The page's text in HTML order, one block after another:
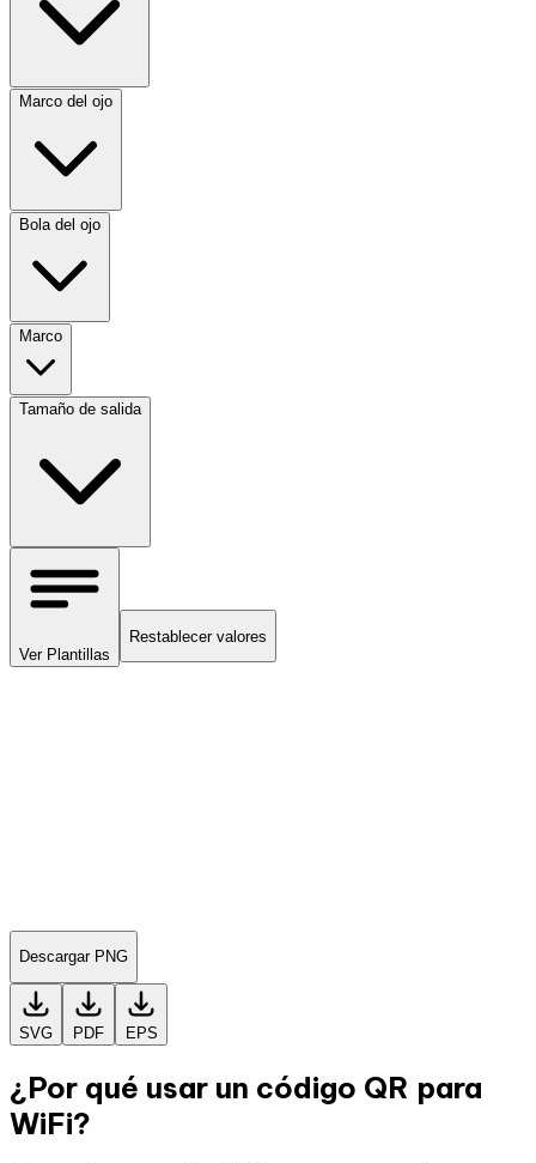
Marco del ojo
Bola del ojo
Marco
Tamaño de salida
Ver Plantillas
Restablecer valores
Descargar PNG
SVG PDF EPS
¿Por qué usar un código QR para
WiFi?